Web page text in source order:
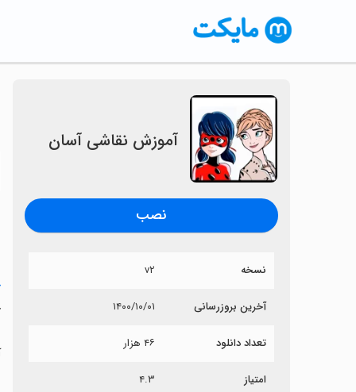
آموزش نقاشی آسان
نصب
نسخه v۲
آخرین بروزرسانی ۱۴۰۰/۱۰/۰۱
تعداد دانلود ۴۶ هزار
امتیاز ۴.۳